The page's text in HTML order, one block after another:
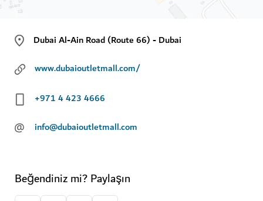
Dubai Al-Ain Road (Route 66) - Dubai
www.dubaioutletmall.com/
+971 4 423 4666
@ info@dubaioutletmall.com
Beğendiniz mi? Paylaşın